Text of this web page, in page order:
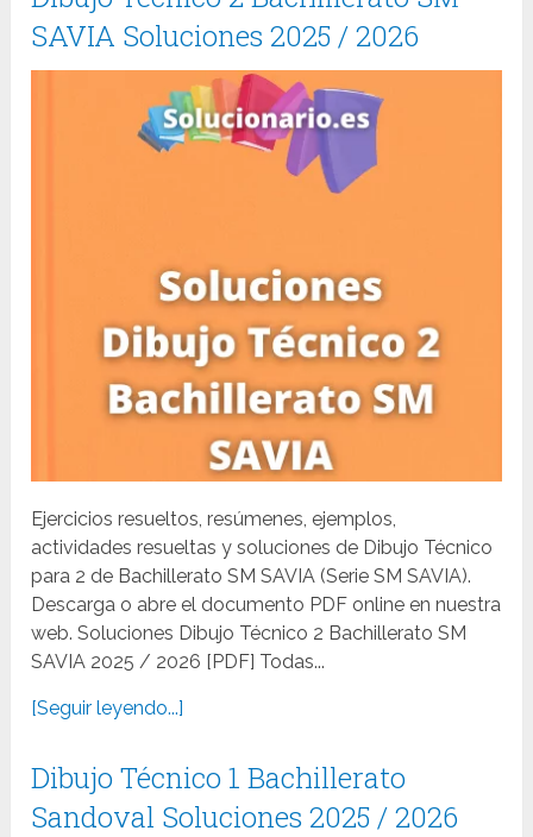
SAVIA Soluciones 2025 / 2026
Ejercicios resueltos, resúmenes, ejemplos,
actividades resueltas y soluciones de Dibujo Técnico
para 2 de Bachillerato SM SAVIA (Serie SM SAVIA).
Descarga o abre el documento PDF online en nuestra
web. Soluciones Dibujo Técnico 2 Bachillerato SM
SAVIA 2025 / 2026 [PDF] Todas...
[Seguir leyendo...]
Dibujo Técnico 1 Bachillerato
Sandoval Soluciones 2025 / 2026